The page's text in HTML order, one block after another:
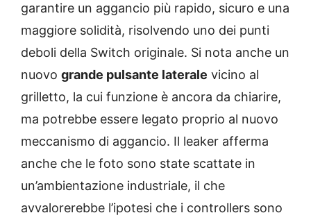
garantire un aggancio più rapido, sicuro e una
maggiore solidità, risolvendo uno dei punti
deboli della Switch originale. Si nota anche un
nuovo grande pulsante laterale vicino al
grilletto, la cui funzione è ancora da chiarire,
ma potrebbe essere legato proprio al nuovo
meccanismo di aggancio. Il leaker afferma
anche che le foto sono state scattate in
un’ambientazione industriale, il che
avvalorerebbe l’ipotesi che i controllers sono